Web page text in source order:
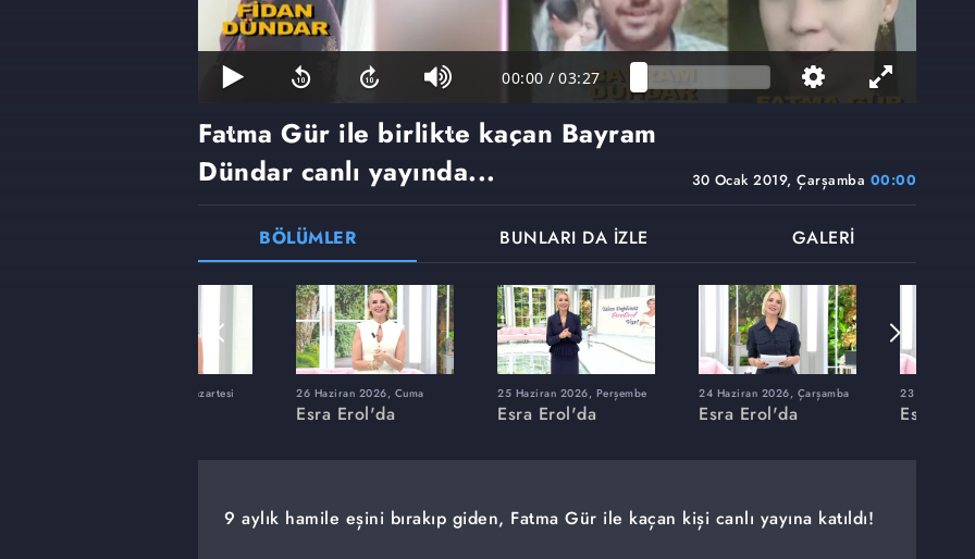
00:00 / 03:27
30 Ocak 2019, Çarşamba 00:00
Fatma Gür ile birlikte kaçan Bayram
Dündar canlı yayında...
BÖLÜMLER BUNLARI DA İZLE GALERİ
8 Haziran 2026, Pazartesi 26 Haziran 2026, Cuma
Esra Erol'da
25 Haziran 2026, Perşembe
Esra Erol'da
24 Haziran 2026, Çarşamba
Esra Erol'da
23 Haziran
Esra
9 aylık hamile eşini bırakıp giden, Fatma Gür ile kaçan kişi canlı yayına katıldı!